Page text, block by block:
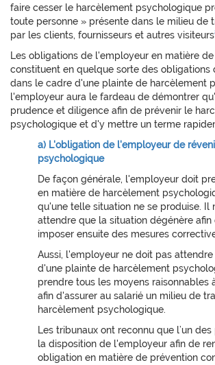
faire cesser le harcèlement psychologique
toute personne » présente dans le milieu de
par les clients, fournisseurs et autres visiteurs
Les obligations de l'employeur en matière
constituent en quelque sorte des obligations
dans le cadre d'une plainte de harcèlement
l'employeur aura le fardeau de démontrer
prudence et diligence afin de prévenir le
psychologique et d'y mettre un terme
a) L'obligation de l'employeur de
psychologique
De façon générale, l'employeur doit
en matière de harcèlement
qu'une telle situation ne se produise. Il
attendre que la situation dégénère
imposer ensuite des mesures
Aussi, l'employeur ne doit pas
d'une plainte de harcèlement
prendre tous les moyens raisonnables
afin d'assurer au salarié un milieu de
harcèlement psychologique.
Les tribunaux ont reconnu que l’un
la disposition de l'employeur afin de
obligation en matière de prévention